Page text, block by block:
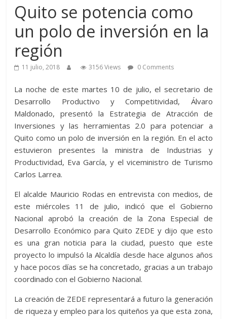
Quito se potencia como
un polo de inversión en la
región
11 julio, 2018 3156 Views 0 Comments
La noche de este martes 10 de julio, el secretario de
Desarrollo Productivo y Competitividad, Álvaro
Maldonado, presentó la Estrategia de Atracción de
Inversiones y las herramientas 2.0 para potenciar a
Quito como un polo de inversión en la región. En el acto
estuvieron presentes la ministra de Industrias y
Productividad, Eva García, y el viceministro de Turismo
Carlos Larrea.
El alcalde Mauricio Rodas en entrevista con medios, de
este miércoles 11 de julio, indicó que el Gobierno
Nacional aprobó la creación de la Zona Especial de
Desarrollo Económico para Quito ZEDE y dijo que esto
es una gran noticia para la ciudad, puesto que este
proyecto lo impulsó la Alcaldía desde hace algunos años
y hace pocos días se ha concretado, gracias a un trabajo
coordinado con el Gobierno Nacional.
La creación de ZEDE representará a futuro la generación
de riqueza y empleo para los quiteños ya que esta zona,